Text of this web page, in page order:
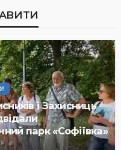
і Захисниць
парк «Софіївка»